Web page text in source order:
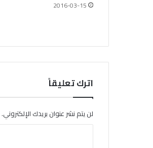
2016-03-15
اترك تعليقاً
لن يتم نشر عنوان بريدك الإلكتروني.